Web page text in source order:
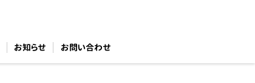
お知らせ お問い合わせ